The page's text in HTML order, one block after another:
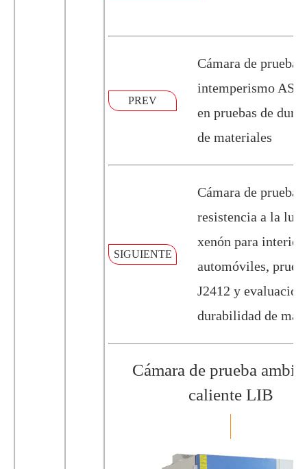
PREV
Cámara de pruebas
intemperismo
en pruebas de
de materiales
SIGUIENTE
Cámara de prueba
resistencia a la luz
xenón para
automóviles,
J2412 y evaluación
durabilidad de
Cámara de prueba
caliente LIB